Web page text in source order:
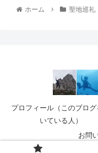
ホーム 聖地巡礼
プロフィール（このブロ
いている人）
お問